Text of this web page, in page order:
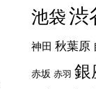
池袋渋
神田 秋葉原
赤坂 赤羽 銀